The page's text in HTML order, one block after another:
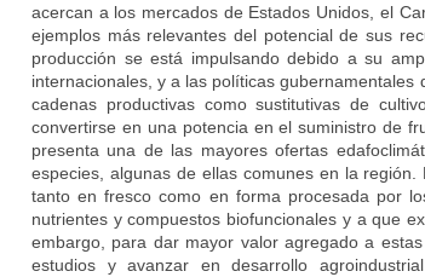
acercan a los mercados de Estados Unidos, el
ejemplos más relevantes del potencial de sus
producción se está impulsando debido a su
internacionales, y a las políticas
cadenas productivas como sustitutivas de
convertirse en una potencia en el suministro de
presenta una de las mayores ofertas
especies, algunas de ellas comunes en la
tanto en fresco como en forma procesada por
nutrientes y compuestos biofuncionales y a que
embargo, para dar mayor valor agregado a
estudios y avanzar en desarrollo